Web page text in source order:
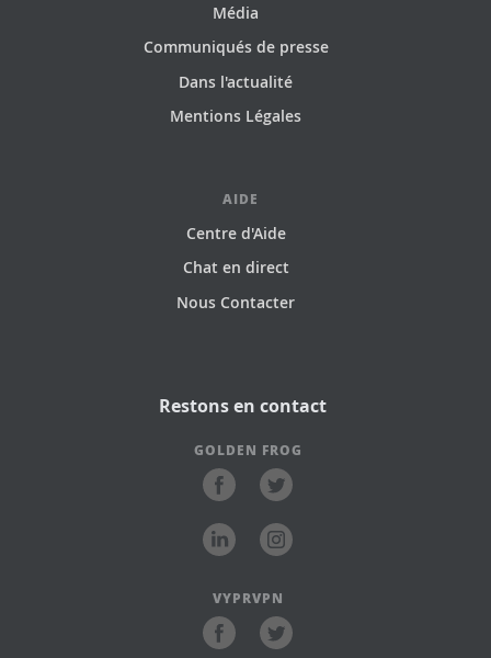
Média
Communiqués de presse
Dans l'actualité
Mentions Légales
AIDE
Centre d'Aide
Chat en direct
Nous Contacter
Restons en contact
GOLDEN FROG
VYPRVPN